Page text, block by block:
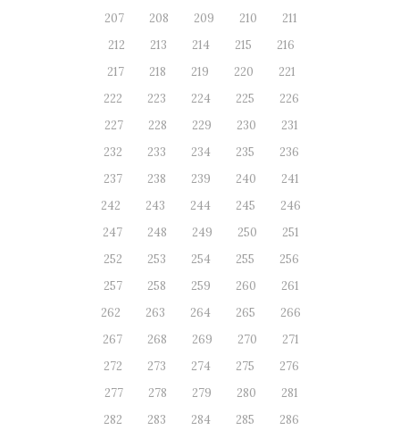
207
208 209 210
211
212
213 214 215
216
217
218 219 220
221
222
223 224 225
226
227
228 229 230
231
232
233 234 235
236
237
238 239 240
241
242
243 244 245
246
247
248 249 250
251
252
253 254 255
256
257
258 259 260
261
262
263 264 265
266
267
268 269 270
271
272
273 274 275
276
277
278 279 280
281
282
283 284 285
286